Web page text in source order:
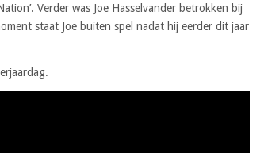
Verder was Joe Hasselvander betrokken bij
staat Joe buiten spel nadat hij eerder dit jaar